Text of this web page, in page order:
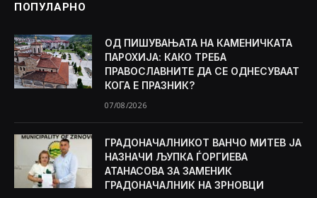
ПОПУЛАРНО
ОД ПИШУВАЊАТА НА КАМЕНИЧКАТА
ПАРОХИЈА: КАКО ТРЕБА
ПРАВОСЛАВНИТЕ ДА СЕ ОДНЕСУВААТ
КОГА Е ПРАЗНИК?
07/08/2026
ГРАДОНАЧАЛНИКОТ ВАНЧО МИТЕВ ЈА
НАЗНАЧИ ЉУПКА ЃОРГИЕВА
АТАНАСОВА ЗА ЗАМЕНИК
ГРАДОНАЧАЛНИК НА ЗРНОВЦИ